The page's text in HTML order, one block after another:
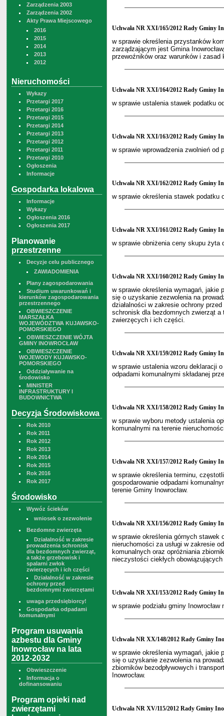
Zarządzenia 2003
Zarządzenia 2002
Akty Prawa Miejscowego
2016
2015
2014
2013
2012
Nieruchomości
Wykazy
Przetargi 2017
Przetargi 2016
Przetargi 2015
Przetargi 2014
Przetargi 2013
Przetargi 2012
Przetargi 2011
Przetargi 2010
Ogłoszenia
Informacje
Gospodarka lokalowa
Informacje
Wykazy
Ogłoszenia 2016
Ogłoszenia 2017
Planowanie
przestrzenne
Decyzje celu publicznego
ZAWIADOMIENIA
Plany zagospodarowania
Studium uwarunkowań i
kierunków zagospodarowania
przestrzennego
OBWIESZCZENIE
MARSZAŁKA
WOJEWÓDZTWA KUJAWSKO-
POMORSKIEGO
OBWIESZCZENIE WÓJTA
GMINY INOWROCŁAW
OBWIESZCZENIE
WOJEWODY KUJAWSKO-
POMORSKIEGO
Oddziaływanie na
środowisko
MINISTER
INFRASTRUKTURY I
BUDOWNICTWA
Decyzja Środowiskowa
Rok 2010
Rok 2011
Rok 2012
Rok 2013
Rok 2014
Rok 2015
Rok 2016
Rok 2017
Środowisko
Wywóz ścieków
wniosek o zezwolenie
Bezdomne zwierzęta
Działalność w zakresie
prowadzenia schronisk
dla bezdomnych zwierząt,
a także grzebowisk i
spalarni zwłok
zwierzęcych i ich części
Działalność w zakresie
ochrony przed
bezdomnymi zwierzętami
uwaga przedsiębiorcy!
Gospodarka odpadami
komunalnymi
Program usuwania
azbestu dla Gminy
Inowrocław na lata
2012-2032
Obwieszczenie
Informacja o
dofinansowaniu
Program opieki nad
zwierzętami
Uchwała NR XXI/165/2012 Rady Gminy
w sprawie określenia przystanków
zarządzającym jest Gmina
przewoźników oraz warunków i
Uchwała NR XXI/164/2012 Rady Gminy
w sprawie ustalenia stawek podatku
Uchwała NR XXI/163/2012 Rady Gminy
w sprawie wprowadzenia zwolnień od
Uchwała NR XXI/162/2012 Rady Gminy
w sprawie określenia stawek podatku
Uchwała NR XXI/161/2012 Rady Gminy
w sprawie obniżenia ceny skupu żyta
Uchwała NR XXI/160/2012 Rady Gminy
w sprawie określenia wymagań, jakie
się o uzyskanie zezwolenia na
działalności w zakresie ochrony
schronisk dla bezdomnych zwierząt a
zwierzęcych i ich części.
Uchwała NR XXI/159/2012 Rady Gminy
w sprawie ustalenia wzoru deklaracji
odpadami komunalnymi składanej
Uchwała NR XXI/158/2012 Rady Gminy
w sprawie wyboru metody ustalenia
komunalnymi na terenie
Uchwała NR XXI/157/2012 Rady Gminy
w sprawie określenia terminu,
gospodarowanie odpadami
terenie Gminy Inowrocław.
Uchwała NR XXI/156/2012 Rady Gminy
w sprawie określenia górnych stawek
nieruchomości za usługi w zakresie
komunalnych oraz opróżniania
nieczystości ciekłych
Uchwała NR XXI/153/2012 Rady Gminy
w sprawie podziału gminy
Uchwała NR XX/148/2012 Rady Gminy
w sprawie określenia wymagań, jakie
się o uzyskanie zezwolenia na
zbiorników bezodpływowych i
Inowrocław.
Uchwała NR XV/115/2012 Rady Gminy